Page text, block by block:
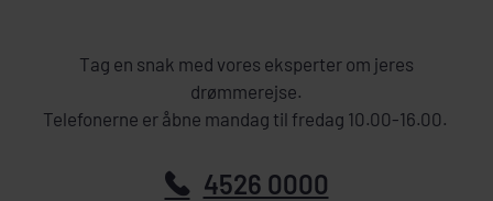
Tag en snak med vores eksperter om jeres
drømmerejse.
Telefonerne er åbne mandag til fredag 10.00-16.00.
4526 0000